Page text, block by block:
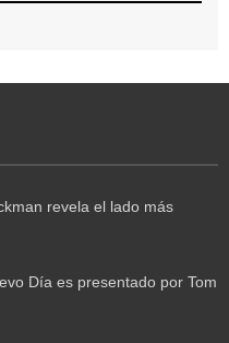
revela el lado más
Día es presentado por Tom